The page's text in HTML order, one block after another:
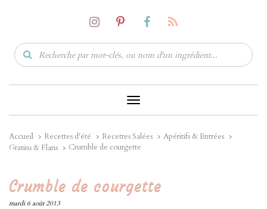
Toggle
Navigation
Accueil Recettes d'été Recettes Salées
Apéritifs & Entrées
Gratins & Flans
Crumble de courgette
Crumble de courgette
mardi 6 août 2013